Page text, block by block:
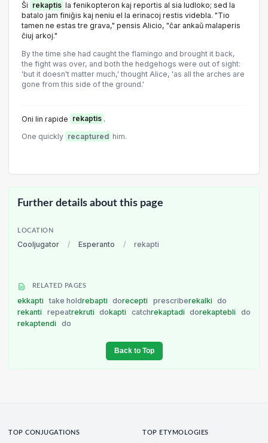
Ŝi rekaptis la fenikopteron kaj reportis al sia ludloko; sed la
batalo jam finiĝis kaj neniu el la erinacoj restis videbla. "Tio
tamen ne estas tre grava," pensis Alicio, "ĉar ankaŭ malaperis
ĉiuj arkoj."
By the time she had caught the flamingo and brought it back,
the fight was over, and both the hedgehogs were out of sight:
'but it doesn't matter much,' thought Alice, 'as all the arches are
gone from this side of the ground.'
Oni lin rapide rekaptis .
One quickly recaptured him.
Further details about this page
LOCATION
Cooljugator / Esperanto / rekapti
RELATED PAGES
ekkapti take holdrebapti dorecepti prescriberekalki
do
rekanti
repeatrekruti dokapti catchrekaptadi dorekaptebli
do
rekaptendi
do
Back to Top
TOP CONJUGATIONS TOP ETYMOLOGIES